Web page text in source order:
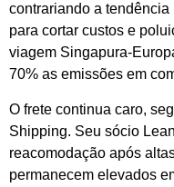
contrariando a
para cortar custos e
viagem Singapura-
70% as emissões em
O frete continua caro,
Shipping. Seu sócio
reacomodação após
permanecem elevados